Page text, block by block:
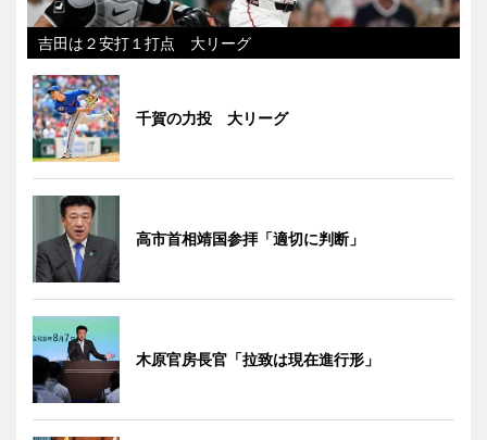
吉田は２安打１打点 大リーグ
千賀の力投 大リーグ
高市首相靖国参拝「適切に判断」
木原官房長官「拉致は現在進行形」